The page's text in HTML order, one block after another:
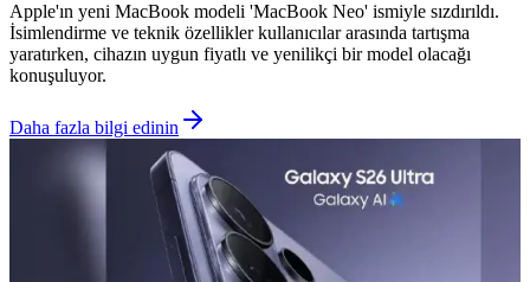
Apple'ın yeni MacBook modeli 'MacBook Neo' ismiyle sızdırıldı.
İsimlendirme ve teknik özellikler kullanıcılar arasında tartışma
yaratırken, cihazın uygun fiyatlı ve yenilikçi bir model olacağı
konuşuluyor.
Daha fazla bilgi edinin